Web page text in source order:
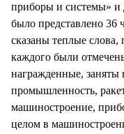
приборы и системы»
было представлено 36
сказаны теплые
каждого были
награжденные, заняты
промышленность,
машиностроение,
целом в